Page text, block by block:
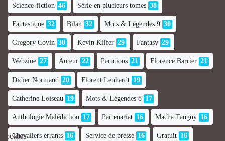
Science-fiction 46 Série en plusieurs tomes 38
Fantastique 32 Bilan 32 Mots & Légendes 9 30
Gregory Covin 30 Kevin Kiffer 29 Fantasy 29
Webzine 27 Auteur 22 Parutions 21 Florence Barrier 21
Didier Normand 20 Florent Lenhardt 19
Catherine Loiseau 19 Mots & Légendes 8 17
Anthologie Malédiction 17 Partenariat 16 Macha Tanguy 16
Chevaliers errants 16 Service de presse 16 Gratuit 16
Cookies